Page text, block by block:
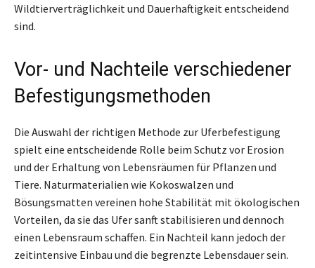
Wildtierverträglichkeit und Dauerhaftigkeit entscheidend
sind.
Vor- und Nachteile verschiedener
Befestigungsmethoden
Die Auswahl der richtigen Methode zur Uferbefestigung
spielt eine entscheidende Rolle beim Schutz vor Erosion
und der Erhaltung von Lebensräumen für Pflanzen und
Tiere. Naturmaterialien wie Kokoswalzen und
Bösungsmatten vereinen hohe Stabilität mit ökologischen
Vorteilen, da sie das Ufer sanft stabilisieren und dennoch
einen Lebensraum schaffen. Ein Nachteil kann jedoch der
zeitintensive Einbau und die begrenzte Lebensdauer sein.